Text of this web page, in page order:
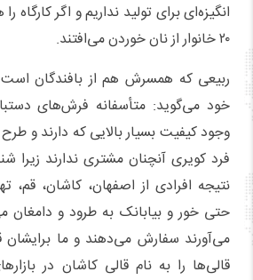
انگیزه‌ای برای تولید نداریم و اگر
۲۰ خانوار از نان خوردن می‌افتند.
ربیعی که همسرش هم از بافندگان
خود می‌گوید: متأسفانه فرش‌های
وجود کیفیت بسیار بالایی که دارند و
فرد کویری آنچنان مشتری ندارند زیرا
نتیجه افرادی از اصفهان، کاشان، قم،
حتی خور و بیابانک به طرود و دامغان
می‌آورند سفارش می‌دهند و ما برایشان
قالی‌ها را به نام قالی کاشان در